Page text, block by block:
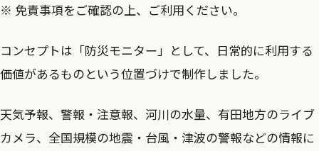
※ 免責事項をご確認の上、ご利用ください。
コンセプトは「防災モニター」として、日常的に利用する
価値があるものという位置づけで制作しました。
天気予報、警報・注意報、河川の水量、有田地方のライブ
カメラ、全国規模の地震・台風・津波の警報などの情報に